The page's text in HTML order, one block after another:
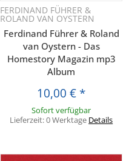
FERDINAND FÜHRER &
ROLAND VAN OYSTERN
Ferdinand Führer & Roland
van Oystern - Das
Homestory Magazin mp3
Album
10,00 € *
Sofort verfügbar
Lieferzeit:0 Werktage Details